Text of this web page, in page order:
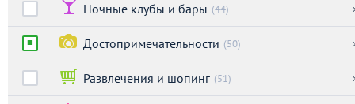
Ночные клубы и бары (44)
Достопримечательности (50)
Развлечения и шопинг (51)